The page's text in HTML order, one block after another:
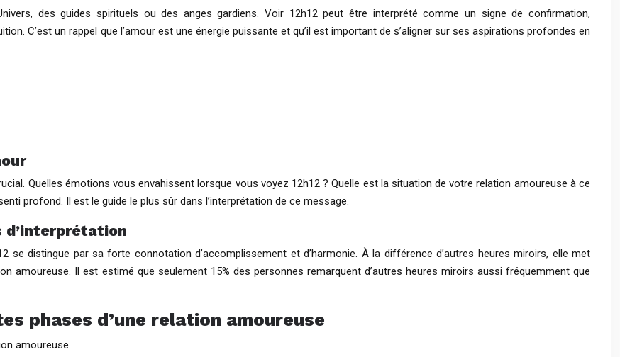
des guides spirituels ou des anges gardiens. Voir 12h12 peut être interprété comme un signe de confirmation,
C’est un rappel que l’amour est une énergie puissante et qu’il est important de s’aligner sur ses aspirations profondes en
Quelles émotions vous envahissent lorsque vous voyez 12h12 ? Quelle est la situation de votre relation amoureuse à ce
profond. Il est le guide le plus sûr dans l’interprétation de ce message.
d’interprétation
se distingue par sa forte connotation d’accomplissement et d’harmonie. À la différence d’autres heures miroirs, elle met
amoureuse. Il est estimé que seulement 15% des personnes remarquent d’autres heures miroirs aussi fréquemment que
phases d’une relation amoureuse
amoureuse.